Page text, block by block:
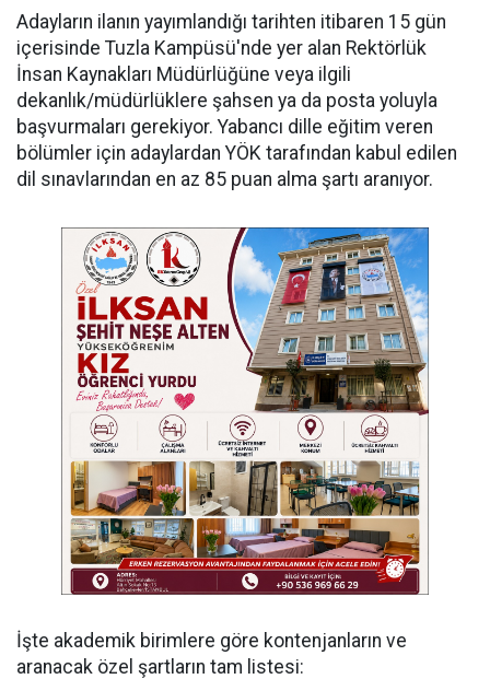
Adayların ilanın yayımlandığı tarihten itibaren 15 gün
içerisinde Tuzla Kampüsü'nde yer alan Rektörlük
İnsan Kaynakları Müdürlüğüne veya ilgili
dekanlık/müdürlüklere şahsen ya da posta yoluyla
başvurmaları gerekiyor. Yabancı dille eğitim veren
bölümler için adaylardan YÖK tarafından kabul edilen
dil sınavlarından en az 85 puan alma şartı aranıyor.
İşte akademik birimlere göre kontenjanların ve
aranacak özel şartların tam listesi: